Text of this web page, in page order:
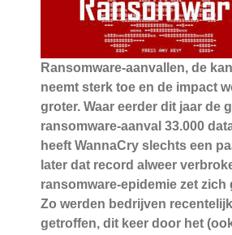
Ransomware-aanvallen, de
neemt sterk toe en de impact
groter. Waar eerder dit jaar de
ransomware-aanval 33.000
heeft WannaCry slechts een
later dat record alweer
ransomware-epidemie zet zich
Zo werden bedrijven
getroffen, dit keer door het